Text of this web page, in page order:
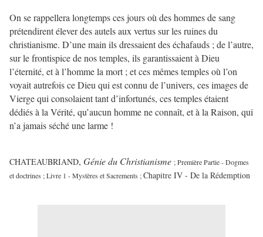
On se rappellera longtemps ces jours où des hommes de sang
prétendirent élever des autels aux vertus sur les ruines du
christianisme. D’une main ils dressaient des échafauds ; de l’autre,
sur le frontispice de nos temples, ils garantissaient à Dieu
l’éternité, et à l’homme la mort ; et ces mêmes temples où l’on
voyait autrefois ce Dieu qui est connu de l’univers, ces images de
Vierge qui consolaient tant d’infortunés, ces temples étaient
dédiés à la Vérité, qu’aucun homme ne connaît, et à la Raison, qui
n’a jamais séché une larme !
CHATEAUBRIAND, Génie du Christianisme ; Première Partie - Dogmes
et doctrines ; Livre 1 - Mystères et Sacrements ;Chapitre IV - De la Rédemption